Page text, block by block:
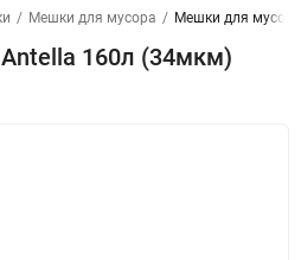
/ Мешки для мусора / Мешки для
160л (34мкм)